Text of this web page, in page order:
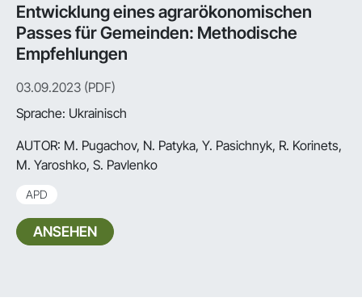
Entwicklung eines agrarökonomischen
Passes für Gemeinden: Methodische
Empfehlungen
03.09.2023 (PDF)
Sprache: Ukrainisch
AUTOR: M. Pugachov, N. Patyka, Y. Pasichnyk, R. Korinets,
M. Yaroshko, S. Pavlenko
APD
ANSEHEN